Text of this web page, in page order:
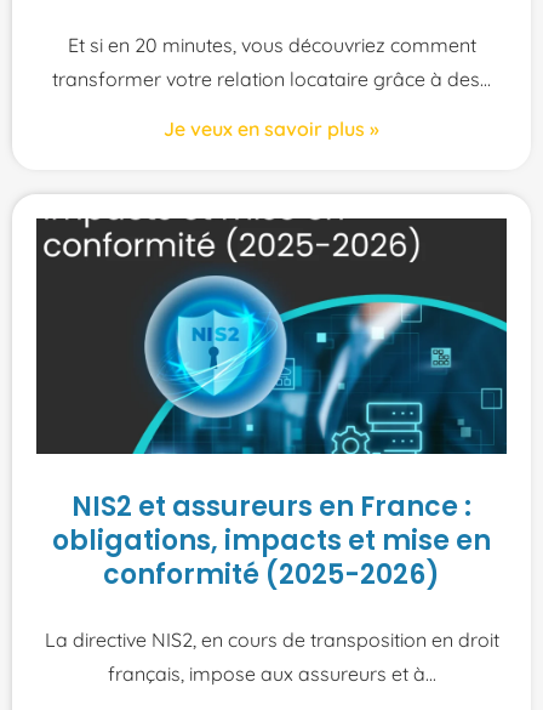
Et si en 20 minutes, vous découvriez comment
transformer votre relation locataire grâce à des
Je veux en savoir plus »
NIS2 et assureurs en France :
obligations, impacts et mise en
conformité (2025-2026)
La directive NIS2, en cours de transposition en droit
français, impose aux assureurs et à